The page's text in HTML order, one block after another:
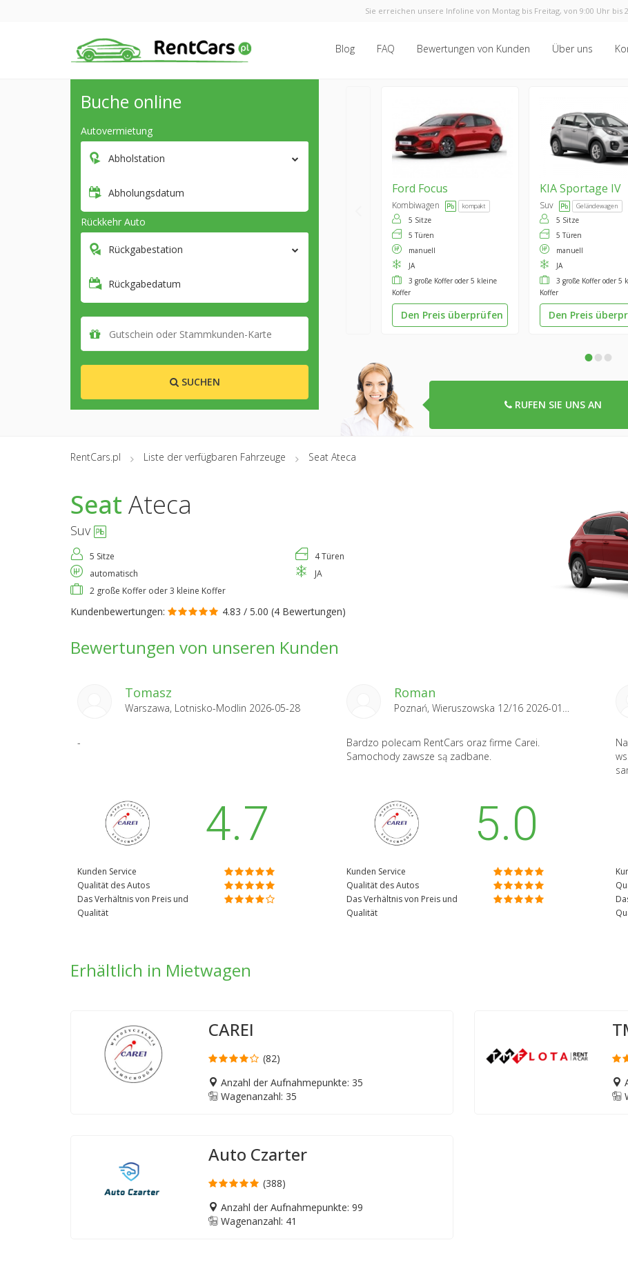
Sie erreichen unsere Infoline von Montag bis Freitag, von 9:00 Uhr bis
Blog FAQ Bewertungen von Kunden Über uns
Buche online
Autovermietung
Abholstation
Abholungsdatum
Rückkehr Auto
Rückgabestation
Rückgabedatum
SUCHEN
Ford Focus
Kombiwagen kompakt
5 Sitze
5 Türen
manuell
JA
3 große Koffer oder 5 kleine
Koffer
Den Preis überprüfen
KIASportage IV
Suv Geländewagen
5 Sitze
5 Türen
manuell
JA
3 große Koffer oder 5
Koffer
Den Preis
•••
RUFEN SIE UNS AN
RentCars.pl Liste der verfügbaren Fahrzeuge Seat Ateca
Seat Ateca
Suv
5 Sitze
4 Türen
automatisch
JA
2 große Koffer oder 3 kleine Koffer
Kundenbewertungen: 4.83 / 5.00 (4 Bewertungen)
Bewertungen von unseren Kunden
Tomasz
Warszawa, Lotnisko-Modlin 2026-05-28
-
4.7
Kunden Service
Qualität des Autos
Das Verhältnis von Preis und
Qualität
Roman
Bardzo polecam RentCars oraz firme Carei.
Samochody zawsze są zadbane.
5.0
Kunden Service
Qualität des Autos
Das Verhältnis von Preis und
Qualität
Erhältlich in Mietwagen
CAREI
(82)
Anzahl der Aufnahmepunkte: 35
Wagenanzahl: 35
Auto Czarter
(388)
Anzahl der Aufnahmepunkte: 99
Wagenanzahl: 41